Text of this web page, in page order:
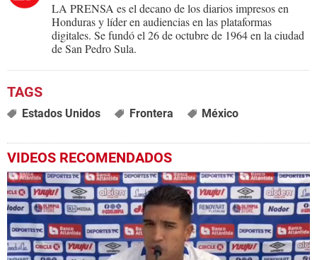
LA PRENSA es el decano de los diarios impresos en
Honduras y líder en audiencias en las plataformas
digitales. Se fundó el 26 de octubre de 1964 en la ciudad
de San Pedro Sula.
Estados Unidos Frontera México
VIDEOS RECOMENDADOS